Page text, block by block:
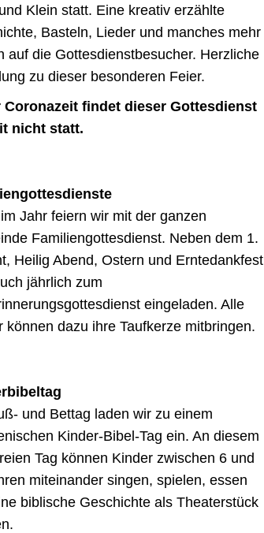
Klein statt. Eine kreativ erzählte
Basteln, Lieder und manches mehr
auf die Gottesdienstbesucher. Herzliche
zu dieser besonderen Feier.
Coronazeit findet dieser Gottesdienst
nicht statt.
Jahr feiern wir mit der ganzen
Familiengottesdienst. Neben dem 1.
Heilig Abend, Ostern und Erntedankfest
jährlich zum
eingeladen. Alle
können dazu ihre Taufkerze mitbringen.
und Bettag laden wir zu einem
Kinder-Bibel-Tag ein. An diesem
Tag können Kinder zwischen 6 und
miteinander singen, spielen, essen
biblische Geschichte als Theaterstück